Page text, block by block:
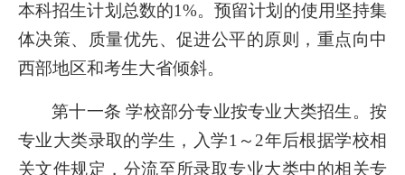
本科招生计划总数的1%。预留计划的使用坚持集
体决策、质量优先、促进公平的原则，重点向中
西部地区和考生大省倾斜。
第十一条 学校部分专业按专业大类招生。按
专业大类录取的学生，入学1～2年后根据学校相
关文件规定，分流至所录取专业大类中的相关专